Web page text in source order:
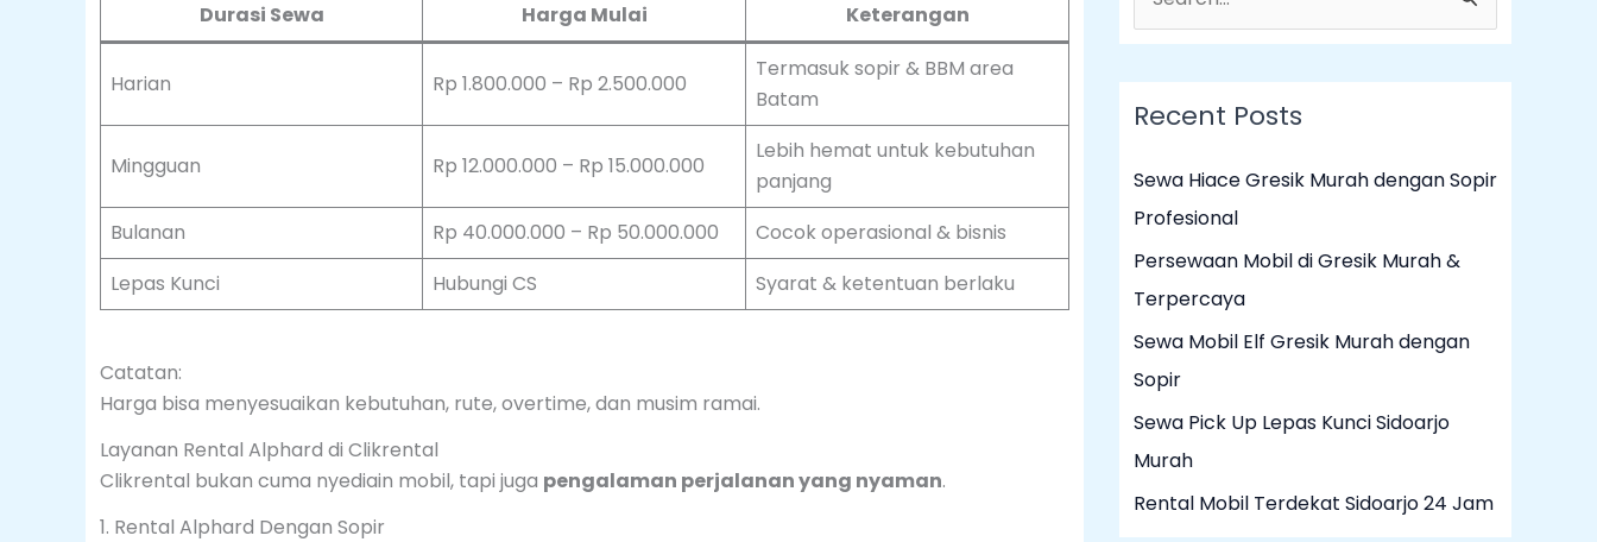
Durasi Sewa
Harga Mulai Keterangan
Harian Rp 1.800.000 – Rp 2.500.000
Termasuk sopir & BBM area
Batam
Mingguan Rp 12.000.000 – Rp 15.000.000
Lebih hemat untuk kebutuhan
panjang
Bulanan
Rp 40.000.000 – Rp 50.000.000
Cocok operasional & bisnis
Lepas Kunci
Hubungi CS Syarat & ketentuan berlaku
Catatan:
Harga bisa menyesuaikan kebutuhan, rute, overtime, dan musim ramai.
Layanan Rental Alphard di Clikrental
Clikrental bukan cuma nyediain mobil, tapi juga pengalaman perjalanan yang nyaman.
1. Rental Alphard Dengan Sopir
e
a
r
h
f
o
r
:
Recent Posts
Sewa Hiace Gresik Murah dengan Sopir
Profesional
Persewaan Mobil di Gresik Murah &
Terpercaya
Sewa Mobil Elf Gresik Murah dengan
Sopir
Sewa Pick Up Lepas Kunci Sidoarjo
Murah
Rental Mobil Terdekat Sidoarjo 24 Jam